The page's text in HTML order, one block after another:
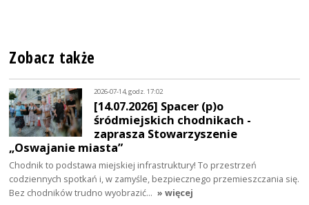
Zobacz także
2026-07-14, godz. 17:02
[14.07.2026] Spacer (p)o
śródmiejskich chodnikach -
zaprasza Stowarzyszenie
„Oswajanie miasta”
Chodnik to podstawa miejskiej infrastruktury! To przestrzeń
codziennych spotkań i, w zamyśle, bezpiecznego przemieszczania się.
Bez chodników trudno wyobrazić… » więcej